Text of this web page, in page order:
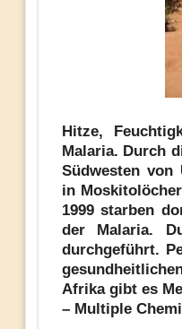
Hitze,
Malaria. Durch
Südwesten von
in
1999 starben
der Malaria.
durchgeführt.
Afrika gibt es
– Multiple